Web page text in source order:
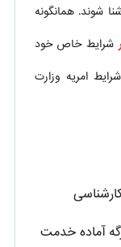
شوند. همانگونه
شرایط خاص خود
امریه وزارت
آماده خدمت